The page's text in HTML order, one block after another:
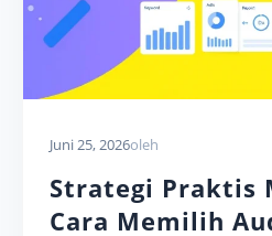
Juni 25, 2026oleh
Strategi Praktis
Cara Memilih